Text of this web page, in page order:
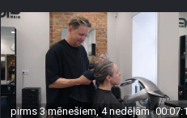
pirms 3 mēnešiem, 4 nedēļām